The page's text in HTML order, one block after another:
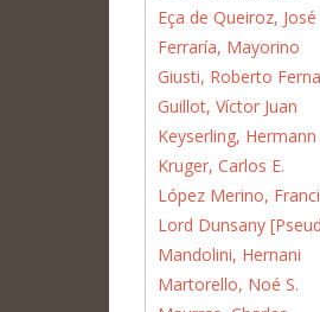
Eça de Queiroz,
Ferraría, Mayorino
Giusti, Roberto
Guillot, Víctor Juan
Keyserling,
Kruger, Carlos E.
López Merino,
Lord Dunsany
Mandolini, Hernani
Martorello, Noé S.